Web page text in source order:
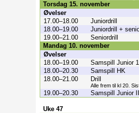
Torsdag 15. november
Øvelser
17.00–18.00
Juniordrill
18.00–19.00
Juniordrill +
19.00–21.00
Seniordrill
Mandag 10. november
Øvelser
18.00–19.00
Samspill Junior 1
18.00–20.30
Samspill HK
18.00–21.00
Drill
Alle frem til kl 20.
19.00–20.30 Samspill Junior II
Uke 47